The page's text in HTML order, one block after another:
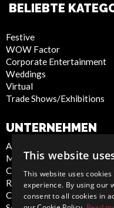
BELIEBTE
Festive
WOW Factor
Corporate Entertainment
Weddings
Virtual
Trade Shows/Exhibitions
UNTERNEHMEN
About Us
Meet the Team
Contact Us
Report Abuse
Compliance Statement -
This website
This website uses
experience. By using our
consent to all cookies in